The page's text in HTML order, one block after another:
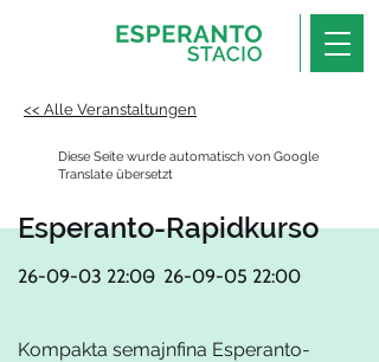
<< Alle Veranstaltungen
Diese Seite wurde automatisch von Google
Translate übersetzt
26-09-03 22:00
- 26-09-05 22:00
Kompakta semajnfina Esperanto-
Esperanto-Rapidkurso